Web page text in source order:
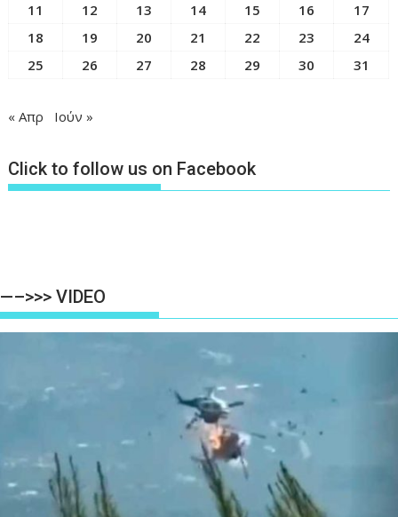
11
12 13 14 15 16
17
18
19 20 21 22 23
24
25
26 27 28 29 30 31
« Απρ Ιούν »
Click to follow us on Facebook
—–>>> VIDEO